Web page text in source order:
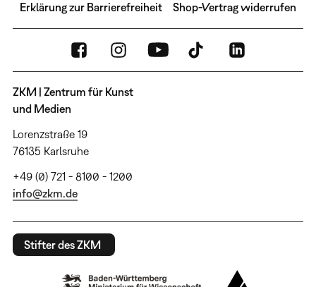
Erklärung zur Barrierefreiheit Shop-Vertrag widerrufen
ZKM | Zentrum für Kunst
und Medien
Lorenzstraße 19
76135 Karlsruhe
+49 (0) 721 - 8100 - 1200
info@zkm.de
Stifter des ZKM